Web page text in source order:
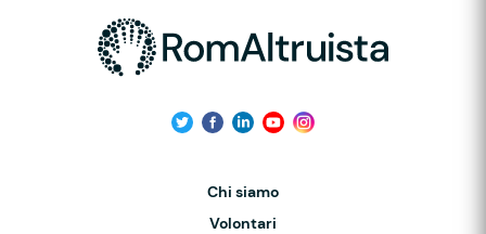
Chi siamo
Volontari